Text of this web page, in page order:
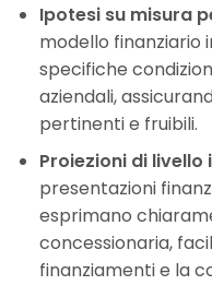
Ipotesi su misura
modello finanziario
specifiche
aziendali,
pertinenti e fruibili.
Proiezioni di
presentazioni
esprimano
concessionaria,
finanziamenti e la